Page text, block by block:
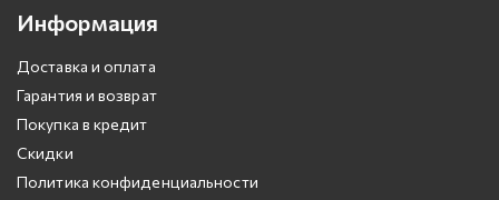
Информация
Доставка и оплата
Гарантия и возврат
Покупка в кредит
Скидки
Политика конфиденциальности